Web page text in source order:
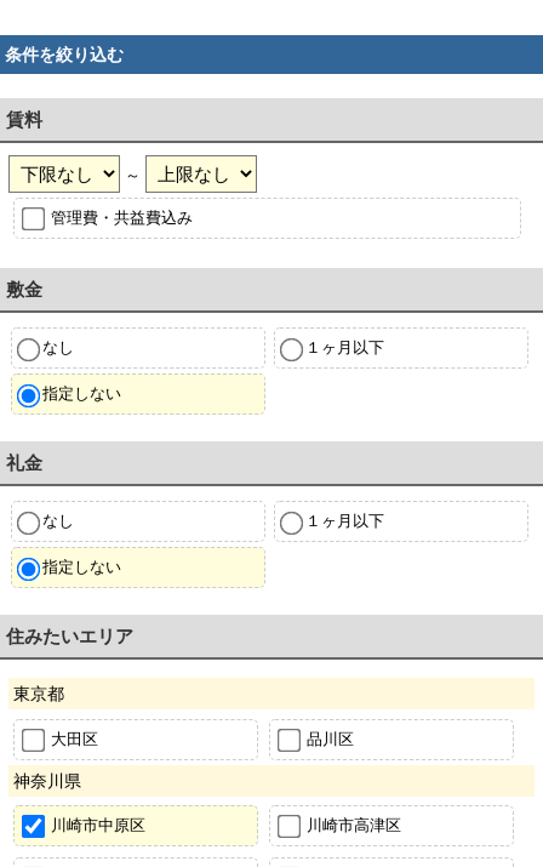
条件を絞り込む
賃料
～
管理費・共益費込み
敷金
なし １ヶ月以下
指定しない
礼金
なし １ヶ月以下
指定しない
住みたいエリア
東京都
大田区 品川区
神奈川県
川崎市中原区 川崎市高津区